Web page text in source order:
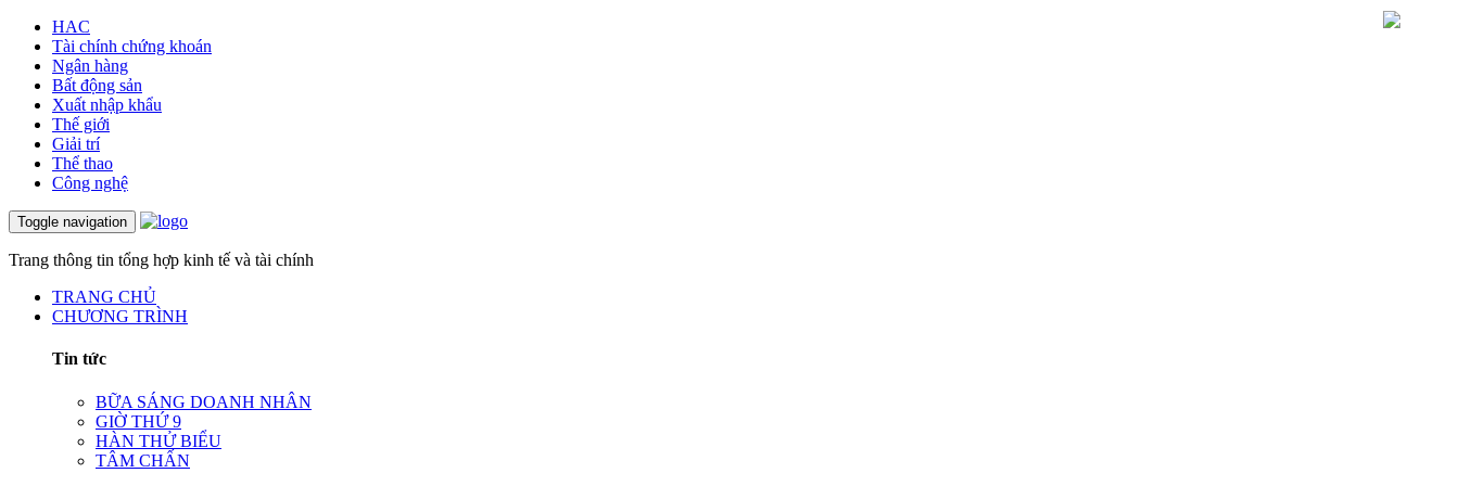
HAC
Tài chính chứng khoán
Ngân hàng
Bất động sản
Xuất nhập khẩu
Thế giới
Giải trí
Thể thao
Công nghệ
Toggle navigation
Trang thông tin tổng hợp kinh tế và tài chính
TRANG CHỦ
CHƯƠNG TRÌNH
Tin tức
BỮA SÁNG DOANH NHÂN
GIỜ THỨ 9
HÀN THỬ BIỂU
TÂM CHẤN